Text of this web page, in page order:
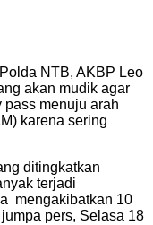
NTB, AKBP Leo
akan mudik agar
pass menuju arah
karena sering
ditingkatkan
terjadi
mengakibatkan 10
pers, Selasa 18